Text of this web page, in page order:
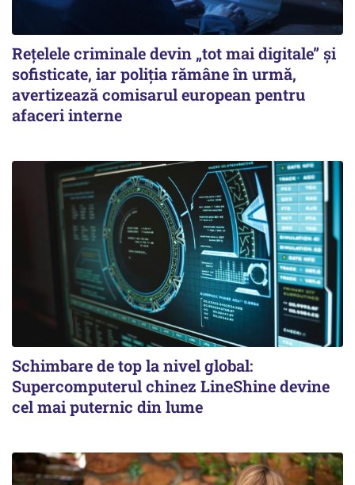
Rețelele criminale devin „tot mai digitale” și
sofisticate, iar poliția rămâne în urmă,
avertizează comisarul european pentru
afaceri interne
Schimbare de top la nivel global:
Supercomputerul chinez LineShine devine
cel mai puternic din lume